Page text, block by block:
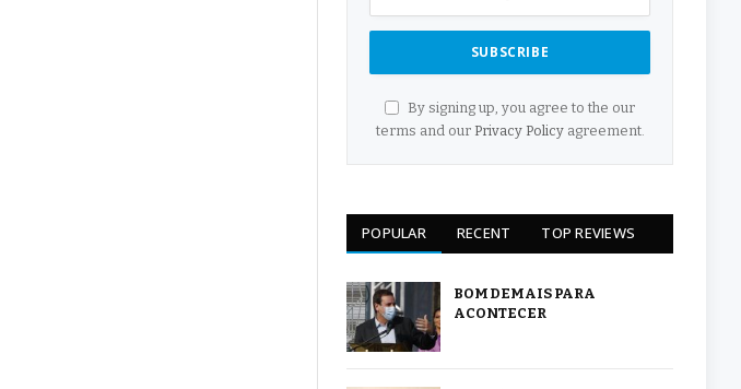
By signing up, you agree to the our
terms and our Privacy Policyagreement.
POPULAR RECENT TOP REVIEWS
BOM DEMAIS PARA
ACONTECER